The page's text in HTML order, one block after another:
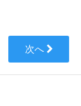
次へ